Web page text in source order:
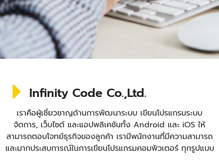
Infinity Code Co.,Ltd.
เราคือผู้เชี่ยวชาญด้านการพัฒนาระบบ เขียนโปรแกรมระบบ
จัดการ, เว็บไซต์ และแอปพลิเคชันทั้ง Android และ iOS ให้
สามารถตอบโจทย์ธุรกิจของลูกค้า เรามีพนักงานที่มีความสามารถ
และมากประสบการณ์ในการเขียนโปรแกรมคอมพิวเตอร์ ทุกรูปแบบ